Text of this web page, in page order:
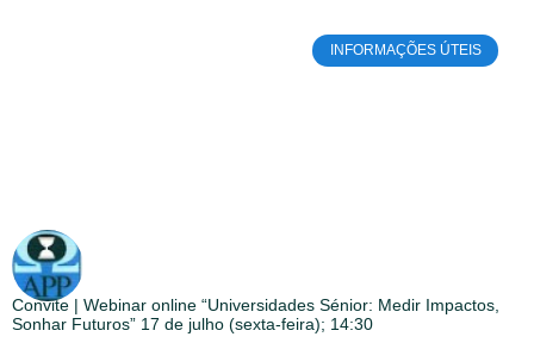
INFORMAÇÕES ÚTEIS
Convite | Webinar online “Universidades Sénior: Medir Impactos,
Sonhar Futuros” 17 de julho (sexta-feira); 14:30